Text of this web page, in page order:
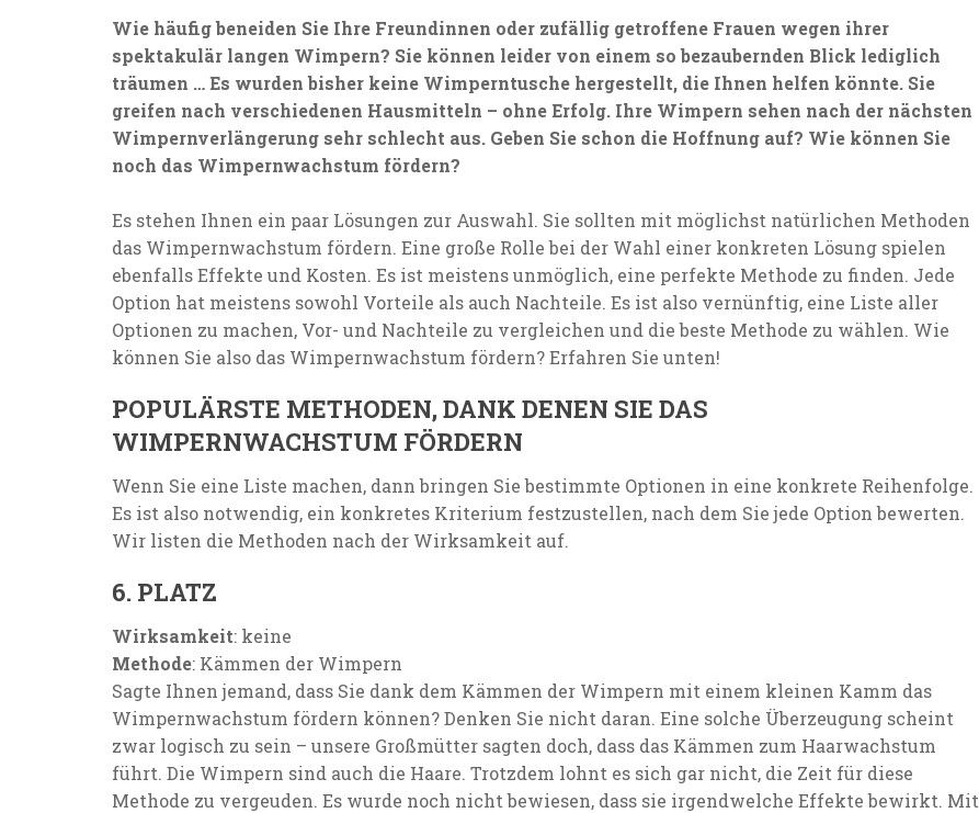
Wie häufig beneiden Sie Ihre Freundinnen oder zufällig getroffene Frauen wegen ihrer
spektakulär langen Wimpern? Sie können leider von einem so bezaubernden Blick lediglich
träumen … Es wurden bisher keine Wimperntusche hergestellt, die Ihnen helfen könnte. Sie
greifen nach verschiedenen Hausmitteln – ohne Erfolg. Ihre Wimpern sehen nach der nächsten
Wimpernverlängerung sehr schlecht aus. Geben Sie schon die Hoffnung auf? Wie können Sie
noch das Wimpernwachstum fördern?
Es stehen Ihnen ein paar Lösungen zur Auswahl. Sie sollten mit möglichst natürlichen Methoden
das Wimpernwachstum fördern. Eine große Rolle bei der Wahl einer konkreten Lösung spielen
ebenfalls Effekte und Kosten. Es ist meistens unmöglich, eine perfekte Methode zu finden. Jede
Option hat meistens sowohl Vorteile als auch Nachteile. Es ist also vernünftig, eine Liste aller
Optionen zu machen, Vor- und Nachteile zu vergleichen und die beste Methode zu wählen. Wie
können Sie also das Wimpernwachstum fördern? Erfahren Sie unten!
POPULÄRSTE METHODEN, DANK DENEN SIE DAS
WIMPERNWACHSTUM FÖRDERN
Wenn Sie eine Liste machen, dann bringen Sie bestimmte Optionen in eine konkrete Reihenfolge.
Es ist also notwendig, ein konkretes Kriterium festzustellen, nach dem Sie jede Option bewerten.
Wir listen die Methoden nach der Wirksamkeit auf.
6. PLATZ
Wirksamkeit: keine
Methode: Kämmen der Wimpern
Sagte Ihnen jemand, dass Sie dank dem Kämmen der Wimpern mit einem kleinen Kamm das
Wimpernwachstum fördern können? Denken Sie nicht daran. Eine solche Überzeugung scheint
zwar logisch zu sein – unsere Großmütter sagten doch, dass das Kämmen zum Haarwachstum
führt. Die Wimpern sind auch die Haare. Trotzdem lohnt es sich gar nicht, die Zeit für diese
Methode zu vergeuden. Es wurde noch nicht bewiesen, dass sie irgendwelche Effekte bewirkt. Mit